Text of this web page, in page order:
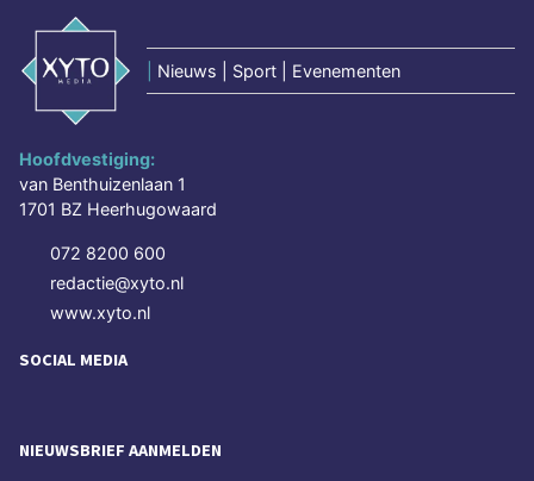
Nieuws | Sport | Evenementen
Hoofdvestiging:
van Benthuizenlaan 1
1701 BZ Heerhugowaard
072 8200 600
redactie@xyto.nl
www.xyto.nl
SOCIAL MEDIA
NIEUWSBRIEF AANMELDEN